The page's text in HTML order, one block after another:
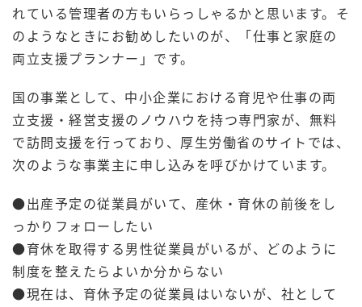
れている管理者の方もいらっしゃるかと思います。そ
のようなときにお勧めしたいのが、「仕事と家庭の
両立支援プランナー」です。
国の事業として、中小企業における育児や仕事の両
立支援・経営支援のノウハウを持つ専門家が、無料
で訪問支援を行っており、厚生労働省のサイトでは、
次のような事業主に申し込みを呼びかけています。
●出産予定の従業員がいて、産休・育休の前後をし
っかりフォローしたい
●育休を取得する男性従業員がいるが、どのように
制度を整えたらよいか分からない
●現在は、育休予定の従業員はいないが、社として